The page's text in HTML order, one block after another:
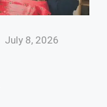
July 8, 2026